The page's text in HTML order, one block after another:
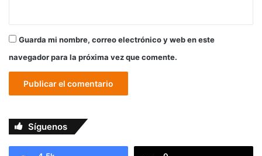
Guarda mi nombre, correo electrónico y web en este
navegador para la próxima vez que comente.
Síguenos